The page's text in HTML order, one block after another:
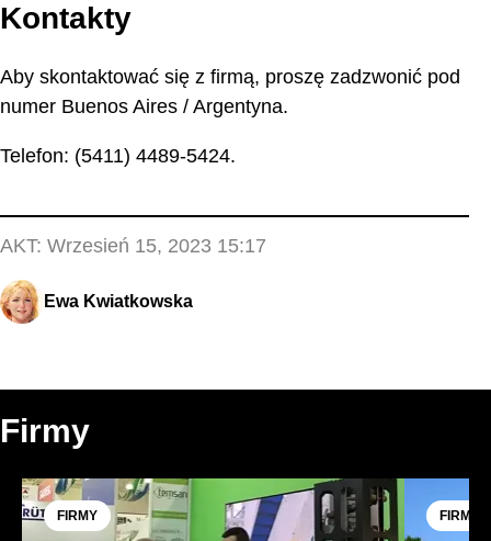
Kontakty
Aby skontaktować się z firmą, proszę zadzwonić pod
numer Buenos Aires / Argentyna.
Telefon: (5411) 4489-5424.
AKT: Wrzesień 15, 2023 15:17
Ewa Kwiatkowska
Firmy
FIRMY FIRMY